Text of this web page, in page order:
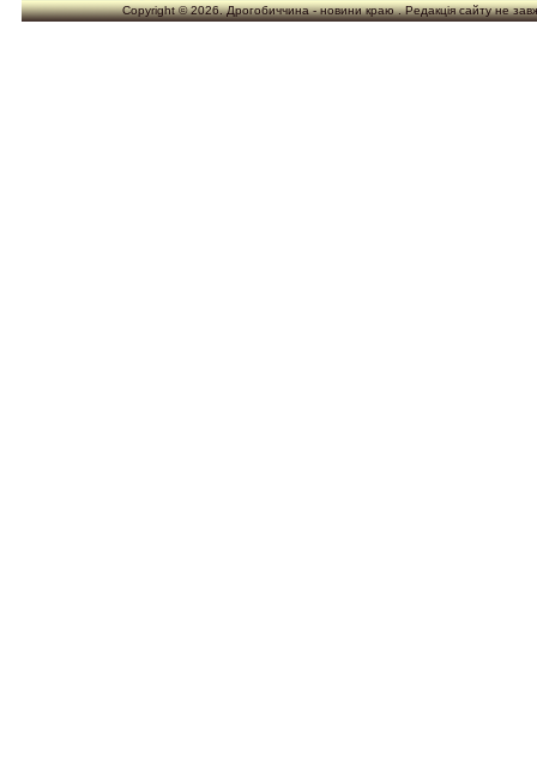
Copyright © 2026. Дрогобиччина - новини краю . Редакція сайту не